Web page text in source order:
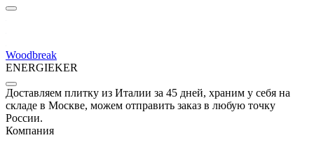
Woodbreak
ENERGIEKER
Доставляем плитку из Италии за 45 дней, храним у себя на
складе в Москве, можем отправить заказ в любую точку
России.
Компания